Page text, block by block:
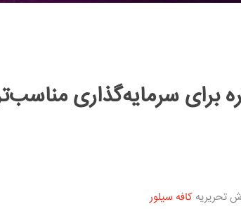
برای سرمایه‌گذاری
تحریریه کافه سیلور